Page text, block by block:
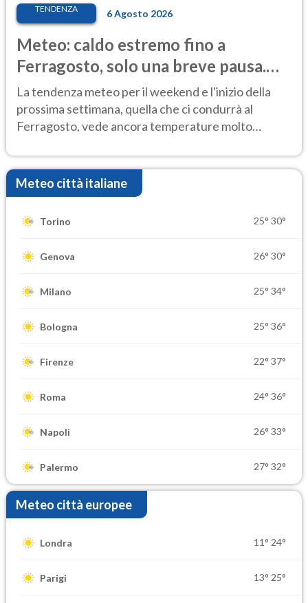
TENDENZA 6 Agosto 2026
Meteo: caldo estremo fino a
Ferragosto, solo una breve pausa.
Ecco dove
La tendenza meteo per il weekend e l'inizio della
prossima settimana, quella che ci condurrà al
Ferragosto, vede ancora temperature molto
Meteo città italiane
Torino 25° 30°
Genova 26° 30°
Milano 25° 34°
Bologna 25° 36°
Firenze 22° 37°
Roma 24° 36°
Napoli 26° 33°
Palermo 27° 32°
Meteo città europee
Londra 11° 24°
Parigi 13° 25°